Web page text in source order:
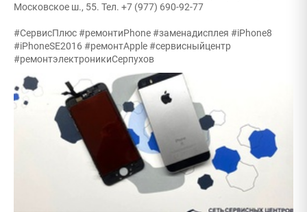
Московское ш., 55. Тел. +7 (977) 690-92-77
#СервисПлюс #ремонтиPhone #заменадисплея #iPhone8
#iPhoneSE2016 #ремонтApple #сервисныйцентр
#ремонтэлектроникиСерпухов